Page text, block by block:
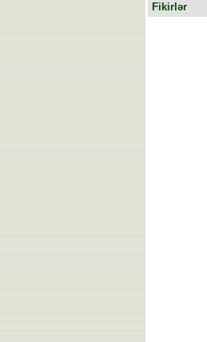
Fikirlər